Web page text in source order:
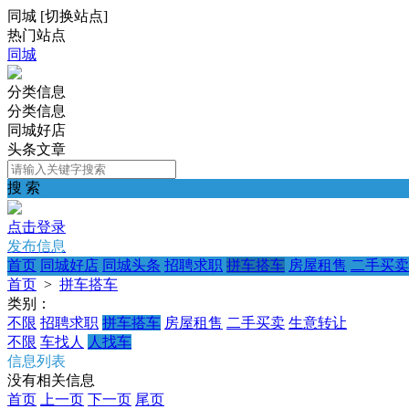
同城 [切换站点]
热门站点
同城
分类信息
分类信息
同城好店
头条文章
搜 索
点击登录
发布信息
首页 同城好店 同城头条 招聘求职 拼车搭车 房屋租售 二手买卖
首页 > 拼车搭车
类别：
不限 招聘求职 拼车搭车 房屋租售 二手买卖 生意转让
不限 车找人
人找车
信息列表
没有相关信息
首页
上一页 下一页 尾页